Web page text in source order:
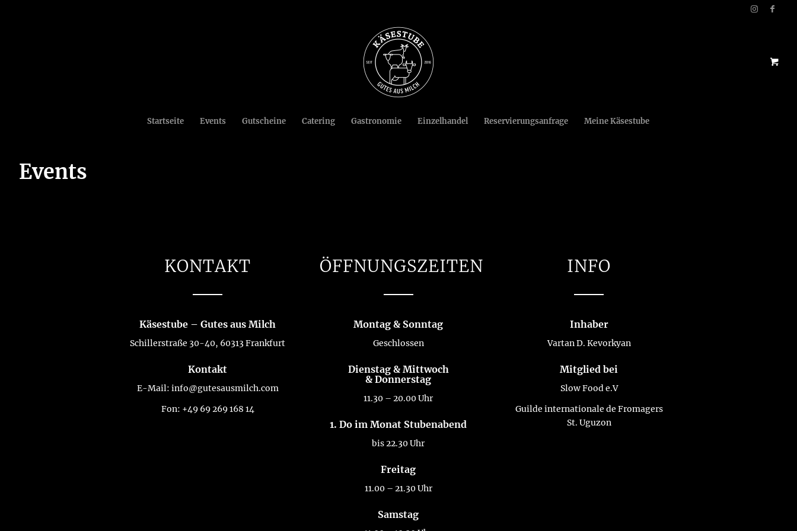
Startseite Events Gutscheine Catering Gastronomie Einzelhandel Reservierungsanfrage Meine Käsestube
Events
KONTAKT
Käsestube – Gutes aus Milch
Schillerstraße 30-40, 60313 Frankfurt
Kontakt
E-Mail: info@gutesausmilch.com
Fon: +49 69 269 168 14
ÖFFNUNGSZEITEN
Montag & Sonntag
Geschlossen
Dienstag & Mittwoch
& Donnerstag
11.30 – 20.00 Uhr
1. Do im Monat Stubenabend
bis 22.30 Uhr
Freitag
11.00 – 21.30 Uhr
Samstag
INFO
Inhaber
Vartan D. Kevorkyan
Mitglied bei
Slow Food e.V
Guilde internationale de Fromagers
St. Uguzon